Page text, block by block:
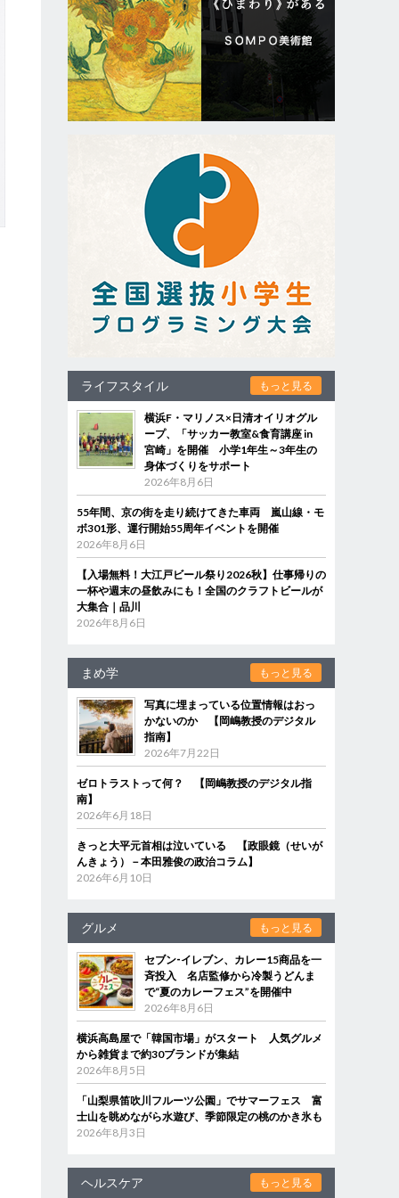
ライフスタイル もっと見る
横浜F・マリノス×日清オイリオグル
ープ、「サッカー教室&食育講座 in
宮崎」を開催 小学1年生～3年生の
身体づくりをサポート
2026年8月6日
55年間、京の街を走り続けてきた車両 嵐山線・モ
ボ301形、運行開始55周年イベントを開催
2026年8月6日
【入場無料！大江戸ビール祭り2026秋】仕事帰りの
一杯や週末の昼飲みにも！全国のクラフトビールが
大集合｜品川
2026年8月6日
まめ学 もっと見る
写真に埋まっている位置情報はおっ
かないのか 【岡嶋教授のデジタル
指南】
2026年7月22日
ゼロトラストって何？ 【岡嶋教授のデジタル指
南】
2026年6月18日
きっと大平元首相は泣いている 【政眼鏡（せいが
んきょう）－本田雅俊の政治コラム】
2026年6月10日
グルメ もっと見る
セブン‐イレブン、カレー15商品を一
斉投入 名店監修から冷製うどんま
で“夏のカレーフェス”を開催中
2026年8月6日
横浜高島屋で「韓国市場」がスタート 人気グルメ
から雑貨まで約30ブランドが集結
2026年8月5日
「山梨県笛吹川フルーツ公園」でサマーフェス 富
士山を眺めながら水遊び、季節限定の桃のかき氷も
2026年8月3日
ヘルスケア もっと見る